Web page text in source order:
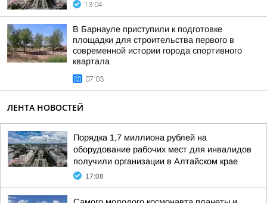
13:04
В Барнауле приступили к подготовке
площадки для строительства первого в
современной истории города спортивного
квартала
07:03
ЛЕНТА НОВОСТЕЙ
Порядка 1,7 миллиона рублей на
оборудование рабочих мест для инвалидов
получили организации в Алтайском крае
17:08